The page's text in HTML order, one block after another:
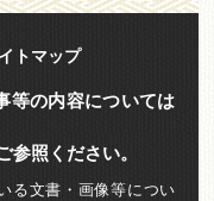
トマップ
等の内容については
参照ください。
る文書・画像等につい